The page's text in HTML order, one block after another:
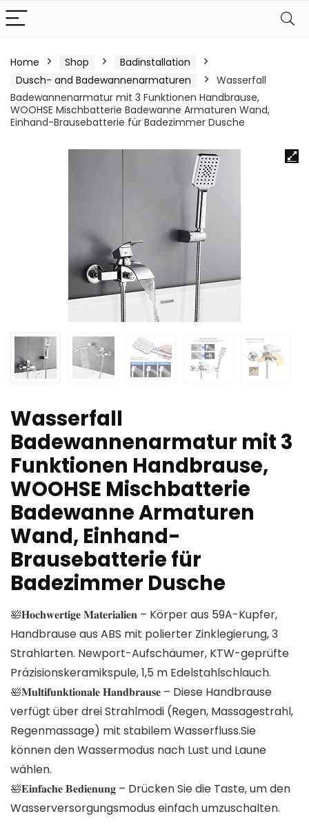
Home Shop
Badinstallation
Dusch- and Badewannenarmaturen
Wasserfall
Badewannenarmatur mit 3 Funktionen Handbrause,
WOOHSE Mischbatterie Badewanne Armaturen Wand,
Einhand-Brausebatterie für Badezimmer Dusche
Wasserfall
Badewannenarmatur mit 3
Funktionen Handbrause,
WOOHSE Mischbatterie
Badewanne Armaturen
Wand, Einhand-
Brausebatterie für
Badezimmer Dusche
🛀𝐇𝐨𝐜𝐡𝐰𝐞𝐫𝐭𝐢𝐠𝐞 𝐌𝐚𝐭𝐞𝐫𝐢𝐚𝐥𝐢𝐞𝐧 – Körper aus 59A-Kupfer,
Handbrause aus ABS mit polierter Zinklegierung, 3
Strahlarten. Newport-Aufschäumer, KTW-geprüfte
Präzisionskeramikspule, 1,5 m Edelstahlschlauch.
🛀𝐌𝐮𝐥𝐭𝐢𝐟𝐮𝐧𝐤𝐭𝐢𝐨𝐧𝐚𝐥𝐞 𝐇𝐚𝐧𝐝𝐛𝐫𝐚𝐮𝐬𝐞 – Diese Handbrause
verfügt über drei Strahlmodi (Regen, Massagestrahl,
Regenmassage) mit stabilem Wasserfluss.Sie
können den Wassermodus nach Lust und Laune
wählen.
🛀𝐄𝐢𝐧𝐟𝐚𝐜𝐡𝐞 𝐁𝐞𝐝𝐢𝐞𝐧𝐮𝐧𝐠 – Drücken Sie die Taste, um den
Wasserversorgungsmodus einfach umzuschalten.